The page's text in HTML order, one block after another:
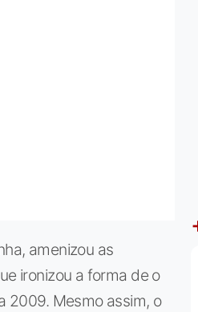
amenizou as
ironizou a forma de o
2009. Mesmo assim, o